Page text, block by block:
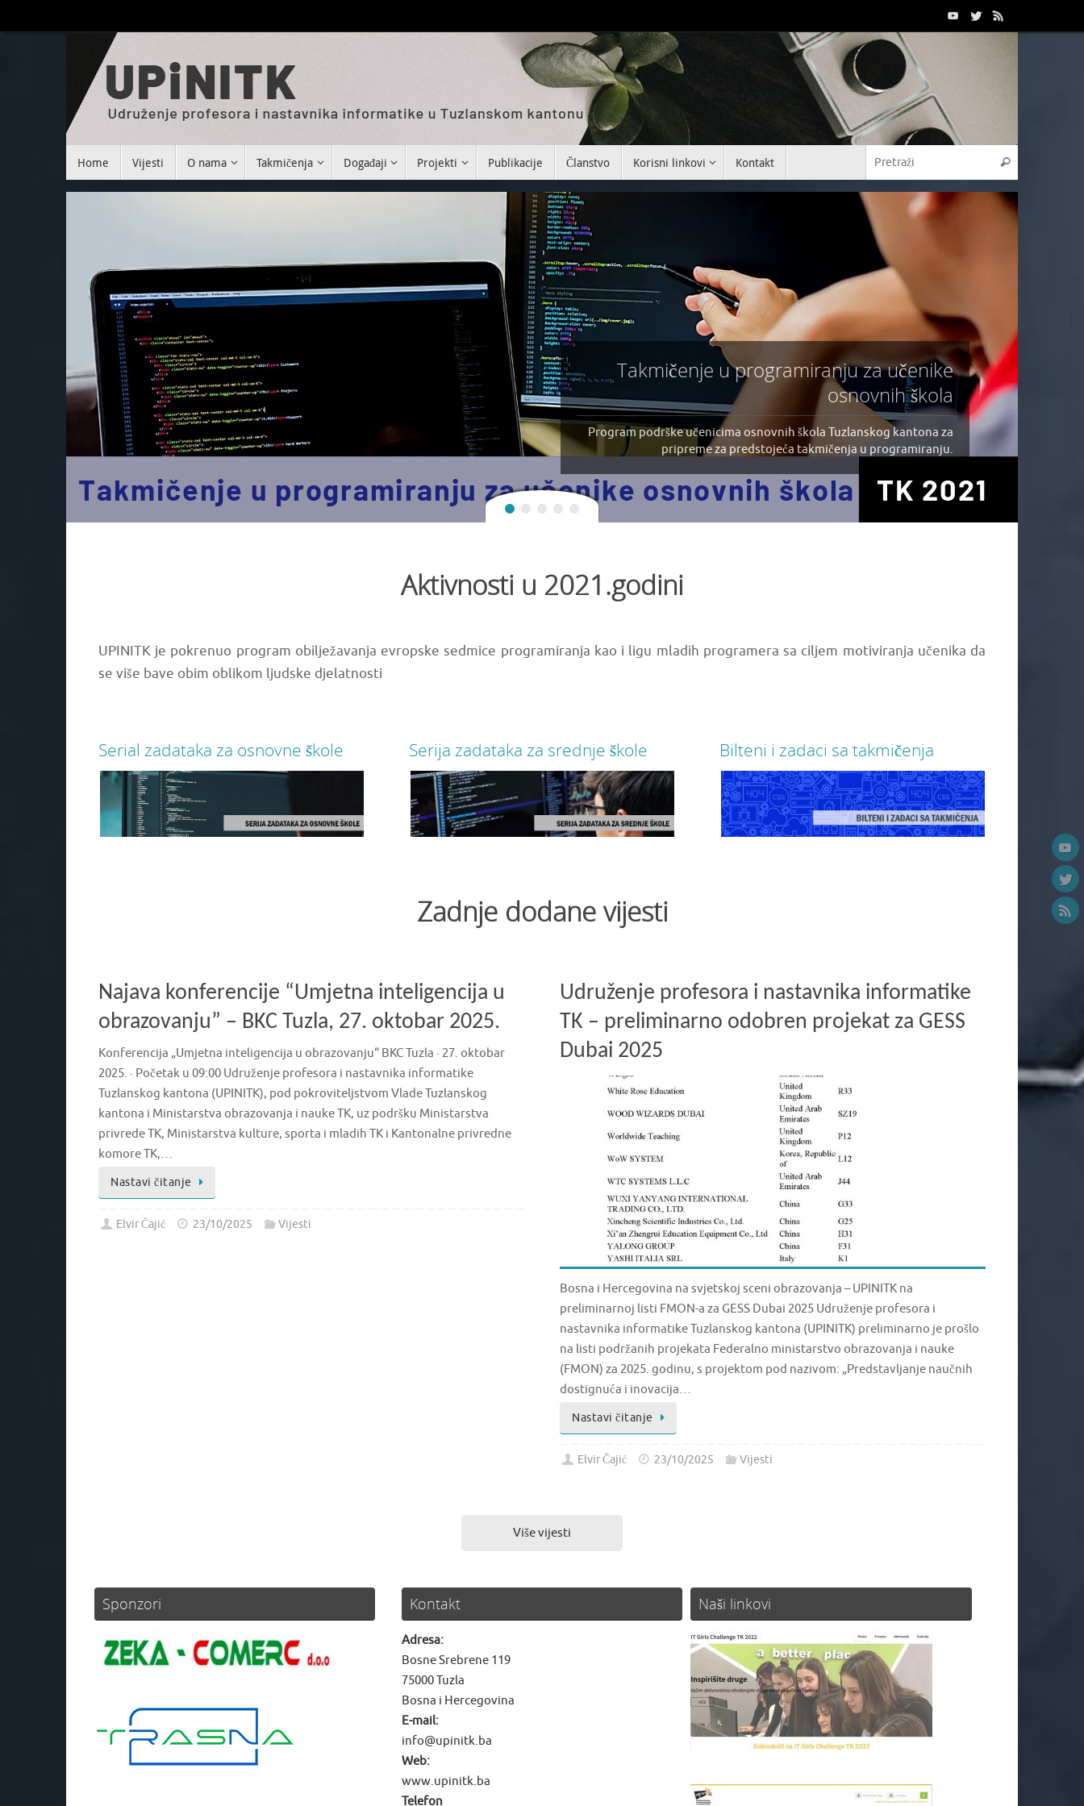
Home Vijesti O nama Takmičenja Događaji Projekti Publikacije Članstvo Korisni linkovi Kontakt
Takmičenje u programiranju za učenike
osnovnih škola
Program podrške učenicima osnovnih škola Tuzlanskog kantona za
pripreme za predstojeća takmičenja u programiranju.
Aktivnosti u 2021.godini
UPINITK je pokrenuo program obilježavanja evropske sedmice programiranja kao i ligu mladih programera sa ciljem motiviranja učenika da
se više bave obim oblikom ljudske djelatnosti
Serial zadataka za osnovne škole
Na ovom linku možete preuzeti serije zadataka
koje mogu poslužiti kao svojevrsna priprema za
predstojeća gradska takmičenja.
Serija zadataka za srednje škole
Na ovom linku možete pronaći serije zadataka
namijenjenih pripremama učenika srednjih škola
za predstojeća takmičenja
Bilteni i zadaci sa takmičenja
Zadnje dodane vijesti
Najava konferencije “Umjetna inteligencija u
obrazovanju” – BKC Tuzla, 27. oktobar 2025.
Konferencija „Umjetna inteligencija u obrazovanju“ BKC Tuzla · 27. oktobar
2025. · Početak u 09:00 Udruženje profesora i nastavnika informatike
Tuzlanskog kantona (UPINITK), pod pokroviteljstvom Vlade Tuzlanskog
kantona i Ministarstva obrazovanja i nauke TK, uz podršku Ministarstva
privrede TK, Ministarstva kulture, sporta i mladih TK i Kantonalne privredne
komore TK,…
Nastavi čitanje
Elvir Čajić 23/10/2025 Vijesti
Udruženje profesora i nastavnika informatike
TK – preliminarno odobren projekat za GESS
Dubai 2025
Bosna i Hercegovina na svjetskoj sceni obrazovanja – UPINITK na
preliminarnoj listi FMON-a za GESS Dubai 2025 Udruženje profesora i
nastavnika informatike Tuzlanskog kantona (UPINITK) preliminarno je prošlo
na listi podržanih projekata Federalno ministarstvo obrazovanja i nauke
(FMON) za 2025. godinu, s projektom pod nazivom: „Predstavljanje naučnih
dostignuća i inovacija…
Nastavi čitanje
Elvir Čajić 23/10/2025 Vijesti
Više vijesti
Sponzori Kontakt
Adresa:
Bosne Srebrene 119
75000 Tuzla
Bosna i Hercegovina
E-mail:
info@upinitk.ba
Web:
www.upinitk.ba
Telefon
Naši linkovi